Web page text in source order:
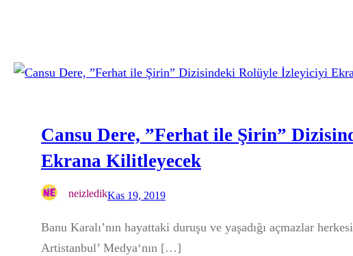
Cansu Dere, ”Ferhat ile Şirin”
Ekrana Kilitleyecek
neizledikKas 19, 2019
Banu Karalı’nın hayattaki duruşu ve yaşadığı açmazlar
Artistanbul’ Medya‘nın […]